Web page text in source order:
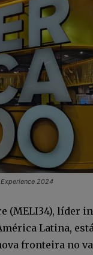
2024
(MELI34), líder
Latina,
fronteira no